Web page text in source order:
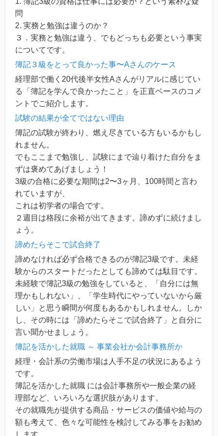
問
2. 実務と勉強は違うのか？
３．実務と勉強は違う、でもどっちも必要という事実
についてです。
簿記３級をとって良かった事〜Aさんのケース
経理部で働く20代後半女性Aさんがリアルに感じてい
る「簿記を学んで良かったこと」を正直ベースのコメ
ントでご紹介します。
試験の結果が全てではない理由
簿記の試験が終わり、燃え尽きている方もいるかもし
れません。
でもここまで勉強し、試験にまで辿り着けた自分をま
ずは褒めてあげましょう！
3級の合格に必要な期間は2〜3ヶ月、100時間と言わ
れていますが、
これは初学者の場合です。
２週目は格段に余裕が出てきます。諦めずに続けまし
ょう。
諦めたらそこで試合終了
諦めなければ必ず合格できるのが簿記3級です。未経
験からのスタートだったとしても諦めては駄目です。
未経験で簿記3級の勉強をしていると、「自分には無
理かもしれない」、「学生時代にやっていないから厳
しい」と思う瞬間が何度もあるかもしれません。しか
し、その時には「諦めたらそこで試合終了」と自分に
言い聞かせましょう。
簿記を活かした就職 ～ 事業会社か会計事務所か
経理・会計系の労働市場は人手不足の状況にあるよう
です。
簿記を活かした就職 には会計事務所や一般企業の経
理部など、いろいろな選択肢があります。
その就職先が提供する商品・サービスの価値や給与の
額も考えて、色々な可能性を検討してみる事をお勧め
します。